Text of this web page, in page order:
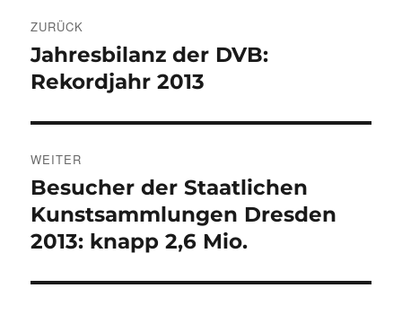
ZURÜCK
Vorheriger
Beitrag:
Jahresbilanz der DVB:
Rekordjahr 2013
WEITER
Nächster
Beitrag:
Besucher der Staatlichen
Kunstsammlungen Dresden
2013: knapp 2,6 Mio.